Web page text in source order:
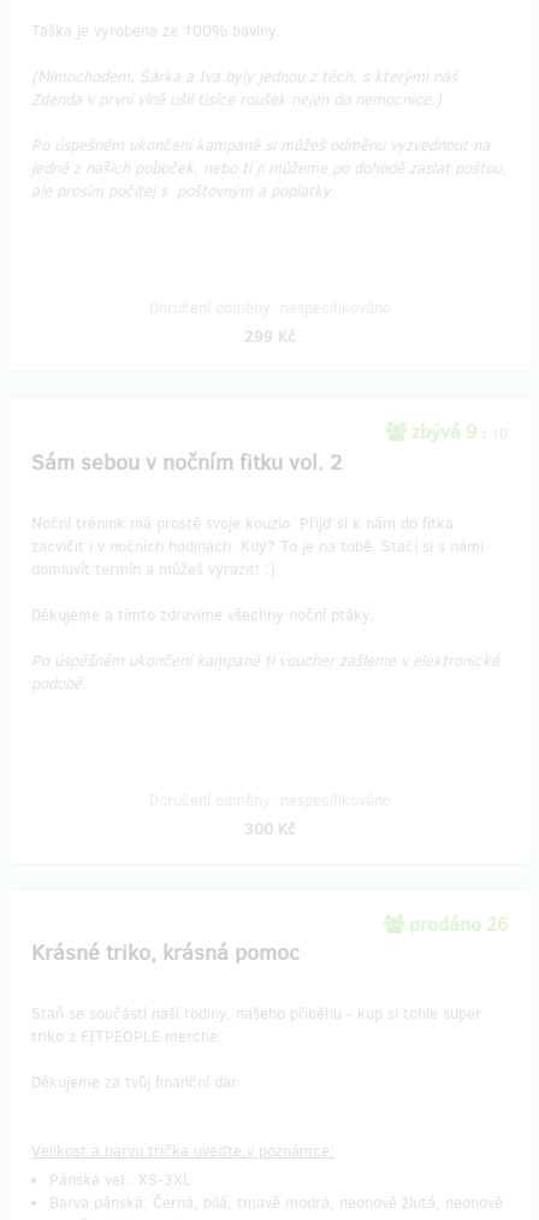
Taška je vyrobena ze 100% bavlny.
(Mimochodem, Šárka a Iva byly jednou z těch, s kterými náš
Zdenda v první vlně ušil tisíce roušek nejen do nemocnice.)
Po úspešném ukončení kampaně si můžeš odměnu vyzvednout na
jedné z našich poboček, nebo ti ji můžeme po dohodě zaslat poštou,
ale prosím počítej s poštovným a poplatky.
299 Kč
zbývá 9 z 10
Sám sebou v nočním fitku vol. 2
Noční trénink má prostě svoje kouzlo. Přijď si k nám do fitka
zacvičit i v nočních hodinách. Kdy? To je na tobě. Stačí si s námi
domluvít termín a můžeš vyrazit! :)
Děkujeme a tímto zdravíme všechny noční ptáky.
Po úspěšném ukončení kampaně ti voucher zašleme v elektronické
podobě.
300 Kč
prodáno 26
Krásné triko, krásná pomoc
Staň se součástí naší rodiny, našeho příběhu - kup si tohle super
triko z FITPEOPLE merche.
Děkujeme za tvůj finanční dar.
Velikost a barvu trička uveďte v poznámce:
Pánská vel.: XS-3XL
Barva pánská: Černá, bílá, tmavě modrá, neonově žlutá, neonově